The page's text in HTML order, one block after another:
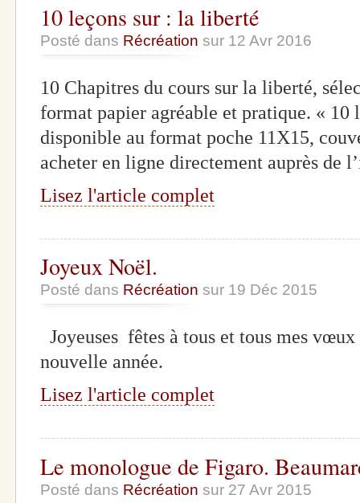
10 leçons sur : la liberté
Posté dans Récréation sur 12 Avr 2016
10 Chapitres du cours sur la liberté,
format papier agréable et pratique. « 10
disponible au format poche 11X15,
acheter en ligne directement auprès de
Lisez l'article complet
Joyeux Noël.
Posté dans Récréation sur 19 Déc 2015
Joyeuses fêtes à tous et tous mes
nouvelle année.
Lisez l'article complet
Le monologue de Figaro.
Posté dans Récréation sur 27 Avr 2015